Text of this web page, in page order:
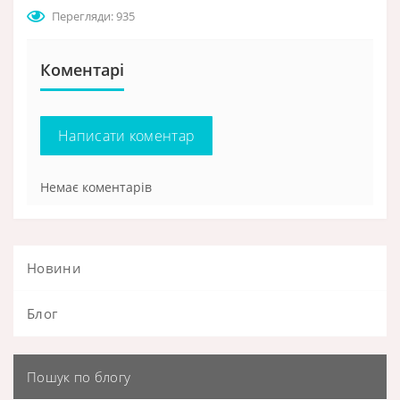
Перегляди: 935
Коментарі
Написати коментар
Немає коментарів
Новини
Блог
Пошук по блогу